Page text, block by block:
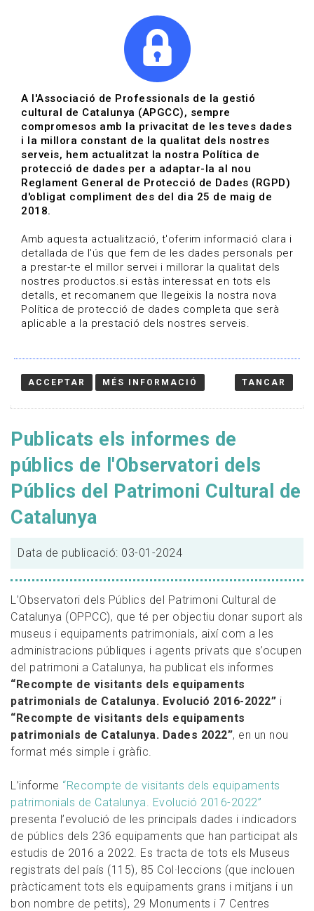
Actualitat | Museus i
patrimoni
Data de publicació: 03-01-2024
HOME
Publicats els informes de
públics de l'Observatori dels
Públics del Patrimoni Cultural de
Catalunya
Data de publicació: 03-01-2024
L’Observatori dels Públics del Patrimoni Cultural de
Catalunya (OPPCC), que té per objectiu donar suport als
museus i equipaments patrimonials, així com a les
administracions públiques i agents privats que s’ocupen
del patrimoni a Catalunya, ha publicat els informes
“Recompte de visitants dels equipaments
patrimonials de Catalunya. Evolució 2016-2022” i
“Recompte de visitants dels equipaments
patrimonials de Catalunya. Dades 2022”, en un nou
format més simple i gràfic.
L’informe “Recompte de visitants dels equipaments
patrimonials de Catalunya. Evolució 2016-2022”
presenta l’evolució de les principals dades i indicadors
de públics dels 236 equipaments que han participat als
estudis de 2016 a 2022. Es tracta de tots els Museus
registrats del país (115), 85 Col·leccions (que inclouen
pràcticament tots els equipaments grans i mitjans i un
bon nombre de petits), 29 Monuments i 7 Centres
A l'Associació de Professionals de la gestió
cultural de Catalunya (APGCC), sempre
compromesos amb la privacitat de les teves dades
i la millora constant de la qualitat dels nostres
serveis, hem actualitzat la nostra Política de
protecció de dades per a adaptar-la al nou
Reglament General de Protecció de Dades (RGPD)
d'obligat compliment des del dia 25 de maig de
2018.
Amb aquesta actualització, t'oferim informació clara i
detallada de l'ús que fem de les dades personals per
a prestar-te el millor servei i millorar la qualitat dels
nostres productos.si estàs interessat en tots els
detalls, et recomanem que llegeixis la nostra nova
Política de protecció de dades completa que serà
aplicable a la prestació dels nostres serveis.
ACCEPTAR MÉS INFORMACIÓ TANCAR